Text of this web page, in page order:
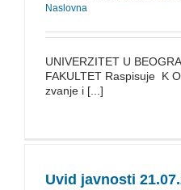
Naslovna
UNIVERZITET U
FAKULTET Raspisuje K
zvanje i [...]
Uvid javnosti